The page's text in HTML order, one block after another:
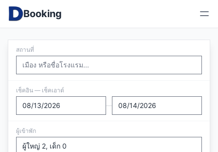
Booking
สถานที่
เช็คอิน — เช็คเอาต์
—
ผู้เข้าพัก